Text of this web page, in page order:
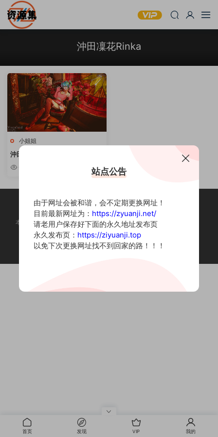
沖田凜花Rinka
小姐姐
沖田凜花Rinka – 68套合集 [持续
更新]
本站为摄影写真图片网站，内容来自网络收集整理，仅作个人学习使用。
如有违法内容请联系删除
Copyright © 2022 资源集
首页 发现 VIP 我的
站点公告
由于网址会被和谐，会不定期更换网址！
目前最新网址为： https://zyuanji.net/
请老用户保存好下面的永久地址发布页
永久发布页： https://ziyuanji.top
以免下次更换网址找不到回家的路！！！